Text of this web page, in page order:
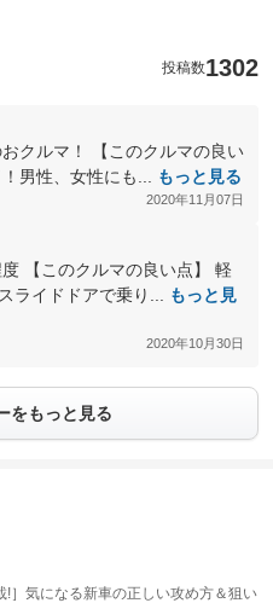
投稿数1302
クルマ！ 【このクルマの良い
男性、女性にも...
もっと見る
2020年11月07日
【このクルマの良い点】 軽
ライドドアで乗り...
もっと見
2020年10月30日
をもっと見る
!］気になる新車の正しい攻め方＆狙い